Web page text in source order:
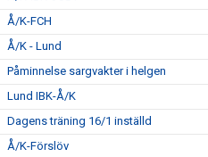
Å/K-FCH
Å/K - Lund
Påminnelse sargvakter i helgen
Lund IBK-Å/K
Dagens träning 16/1 inställd
Å/K-Förslöv